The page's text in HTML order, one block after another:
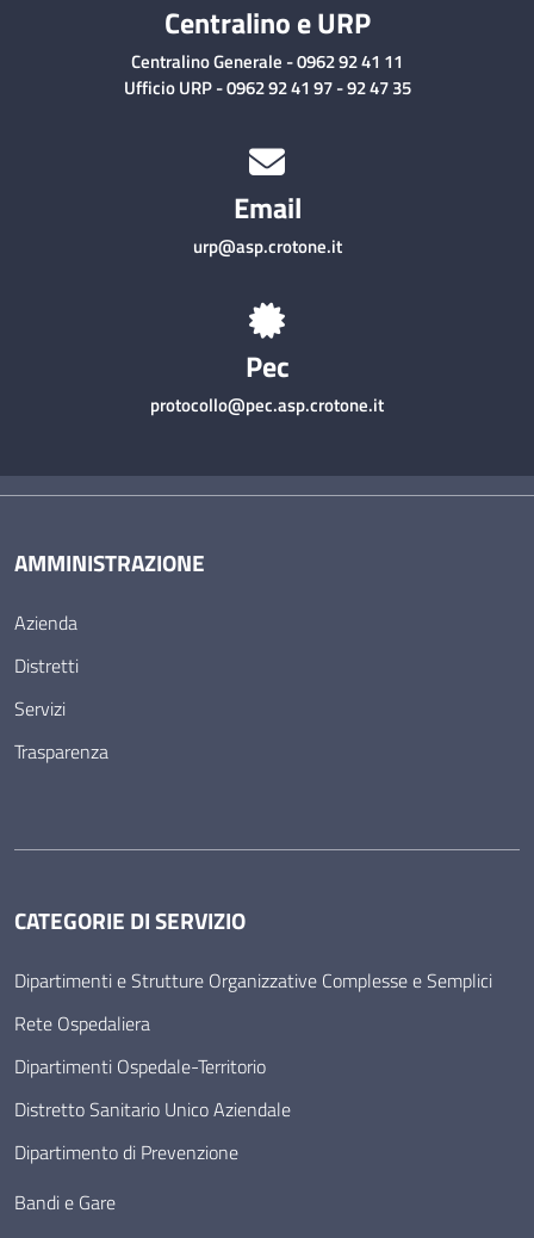
Centralino e URP
Centralino Generale - 0962 92 41 11
Ufficio URP - 0962 92 41 97 - 92 47 35
Email
urp@asp.crotone.it
Pec
protocollo@pec.asp.crotone.it
AMMINISTRAZIONE
Azienda
Distretti
Servizi
Trasparenza
CATEGORIE DI SERVIZIO
Dipartimenti e Strutture Organizzative Complesse e Semplici
Rete Ospedaliera
Dipartimenti Ospedale-Territorio
Distretto Sanitario Unico Aziendale
Dipartimento di Prevenzione
Bandi e Gare